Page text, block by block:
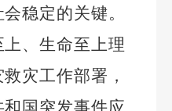
稳定的关键。
、生命至上理
灾工作部署，
国突发事件应